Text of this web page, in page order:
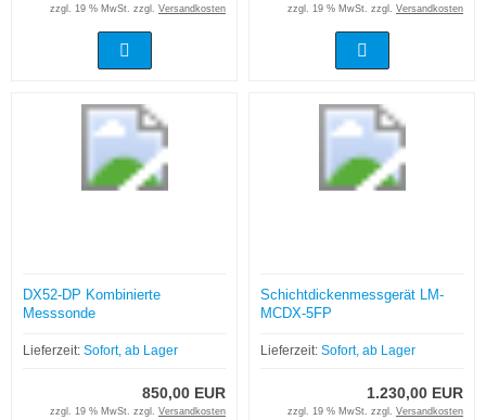
zzgl. 19 % MwSt. zzgl. Versandkosten zzgl. 19 % MwSt. zzgl. Versandkosten
DX52-DP Kombinierte
Messsonde
Lieferzeit: Sofort, ab Lager
850,00 EUR
zzgl. 19 % MwSt. zzgl. Versandkosten
Schichtdickenmessgerät LM-
MCDX-5FP
Lieferzeit: Sofort, ab Lager
1.230,00 EUR
zzgl. 19 % MwSt. zzgl. Versandkosten